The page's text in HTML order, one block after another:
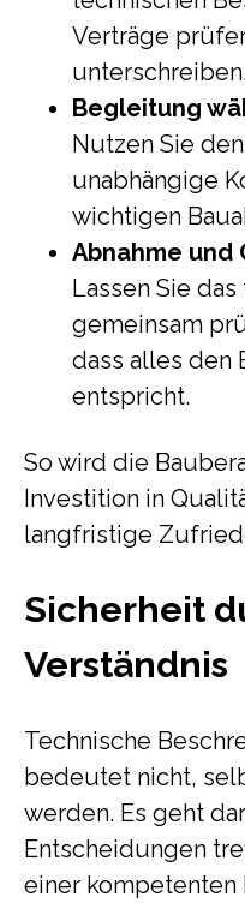
Verträge
Begleitung
Nutzen Sie
unabhängige
wichtigen
Abnahme
Lassen Sie
gemeinsam
dass alles den
entspricht.
So wird die
Investition in
langfristige
Sicherheit
Verständnis
Technische
bedeutet nicht,
werden. Es geht
Entscheidungen
einer kompetenten